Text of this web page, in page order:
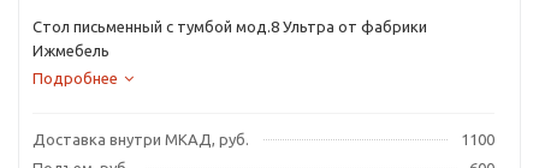
Стол письменный с тумбой мод.8 Ультра от фабрики
Ижмебель
Подробнее
Доставка внутри МКАД, руб.
1100